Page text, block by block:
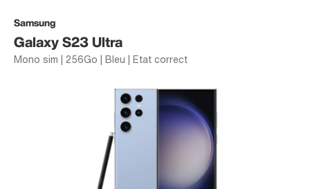
Samsung
Galaxy S23 Ultra
Mono sim | 256Go | Bleu | Etat correct